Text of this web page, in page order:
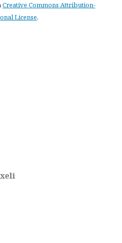
Creative Commons Attribution-
License.